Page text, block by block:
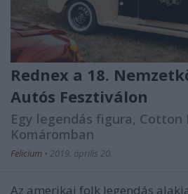
Rednex a 18.
Autós Fesztiválon
Egy legendás figura, Cotton
Komáromban
Felicium • 2019. április 20.
Az amerikai folk legendás